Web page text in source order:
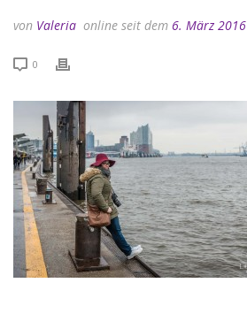
von Valeria online seit dem 6. März 2016
0